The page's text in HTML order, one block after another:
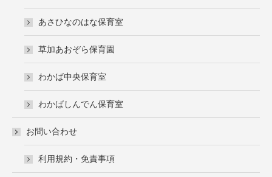
あさひなのはな保育室
草加あおぞら保育園
わかば中央保育室
わかばしんでん保育室
お問い合わせ
利用規約・免責事項